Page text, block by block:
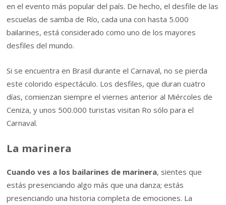
en el evento más popular del país. De hecho, el desfile de las
escuelas de samba de Río, cada una con hasta 5.000
bailarines, está considerado como uno de los mayores
desfiles del mundo.
Si se encuentra en Brasil durante el Carnaval, no se pierda
este colorido espectáculo. Los desfiles, que duran cuatro
días, comienzan siempre el viernes anterior al Miércoles de
Ceniza, y unos 500.000 turistas visitan Ro sólo para el
Carnaval.
La marinera
Cuando ves a los bailarines de marinera, sientes que
estás presenciando algo más que una danza; estás
presenciando una historia completa de emociones. La